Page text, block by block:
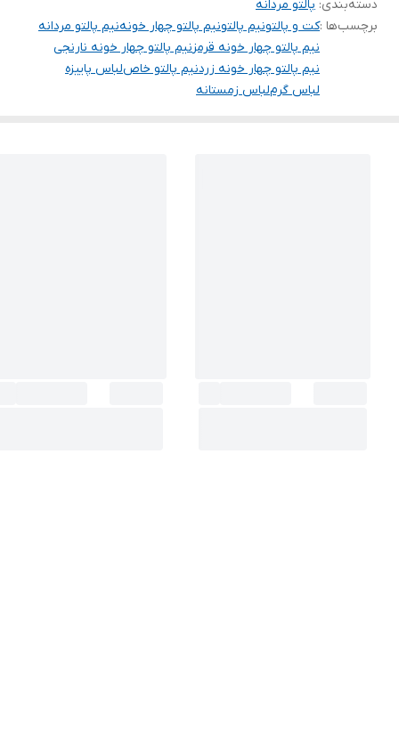
دسته‌بندی: پالتو مردانه
برچسب‌ها :کت و پالتونیم پالتونیم پالتو چهار خونهنیم پالتو مردانه
نیم پالتو چهار خونه قرمزنیم پالتو چهار خونه نارنجی
نیم پالتو چهار خونه زردنیم پالتو خاصلباس پاییزه
لباس گرملباس زمستانه